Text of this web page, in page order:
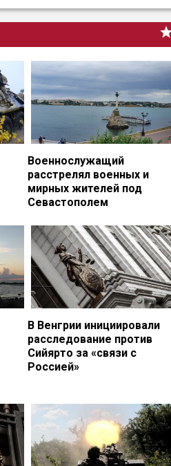
Военнослужащий
расстрелял военных и
мирных жителей под
Севастополем
В Венгрии инициировали
расследование против
Сийярто за «связи с
Россией»